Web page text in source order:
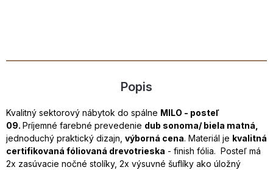
Popis
Kvalitný sektorový nábytok do spálne MILO - posteľ
09. Príjemné farebné prevedenie dub sonoma/ biela matná,
jednoduchý praktický dizajn, výborná cena. Materiál je kvalitná
certifikovaná fóliovaná drevotrieska - finish fólia. Posteľ má
2x zasúvacie nočné stolíky, 2x výsuvné šuflíky ako úložný